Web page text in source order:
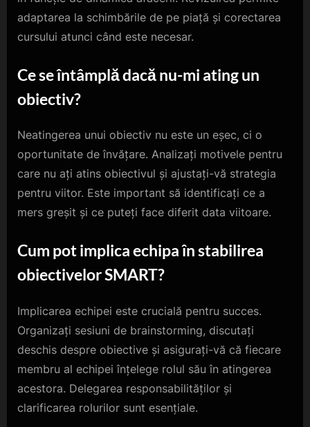
adaptarea la schimbările de pe piață și corectarea
cursului atunci când este necesar.
Ce se întâmplă dacă nu-mi ating un
obiectiv?
Neatingerea unui obiectiv nu este un eșec, ci o
oportunitate de învățare. Analizați motivele pentru
care nu ați atins obiectivul și ajustați-vă strategia
pentru viitor. Este important să identificați ce a
mers greșit și ce puteți face diferit data viitoare.
Cum pot implica echipa în stabilirea
obiectivelor SMART?
Implicarea echipei este crucială pentru succes.
Organizați sesiuni de brainstorming, discutați
deschis despre obiective și asigurați-vă că fiecare
membru al echipei înțelege rolul său în atingerea
acestora. Delegarea responsabilităților și
clarificarea rolurilor sunt esențiale.